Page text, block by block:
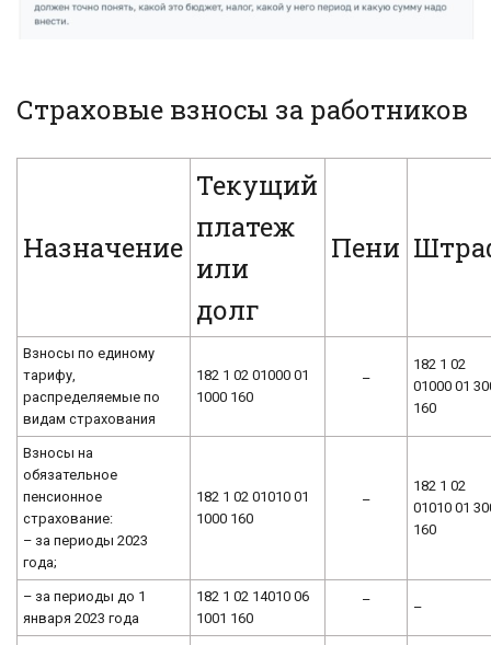
Страховые взносы за работников
Назначение
Текущий
платеж
или
долг
Пени
Взносы по единому
тарифу,
распределяемые по
видам страхования
182 1 02 01000 01
1000 160
–
182 1 02
01000 01
160
Взносы на
обязательное
пенсионное
страхование:
– за периоды 2023
года;
182 1 02 01010 01
1000 160
–
182 1 02
01010 01
160
– за периоды до 1
января 2023 года
182 1 02 14010 06
1001 160
– –